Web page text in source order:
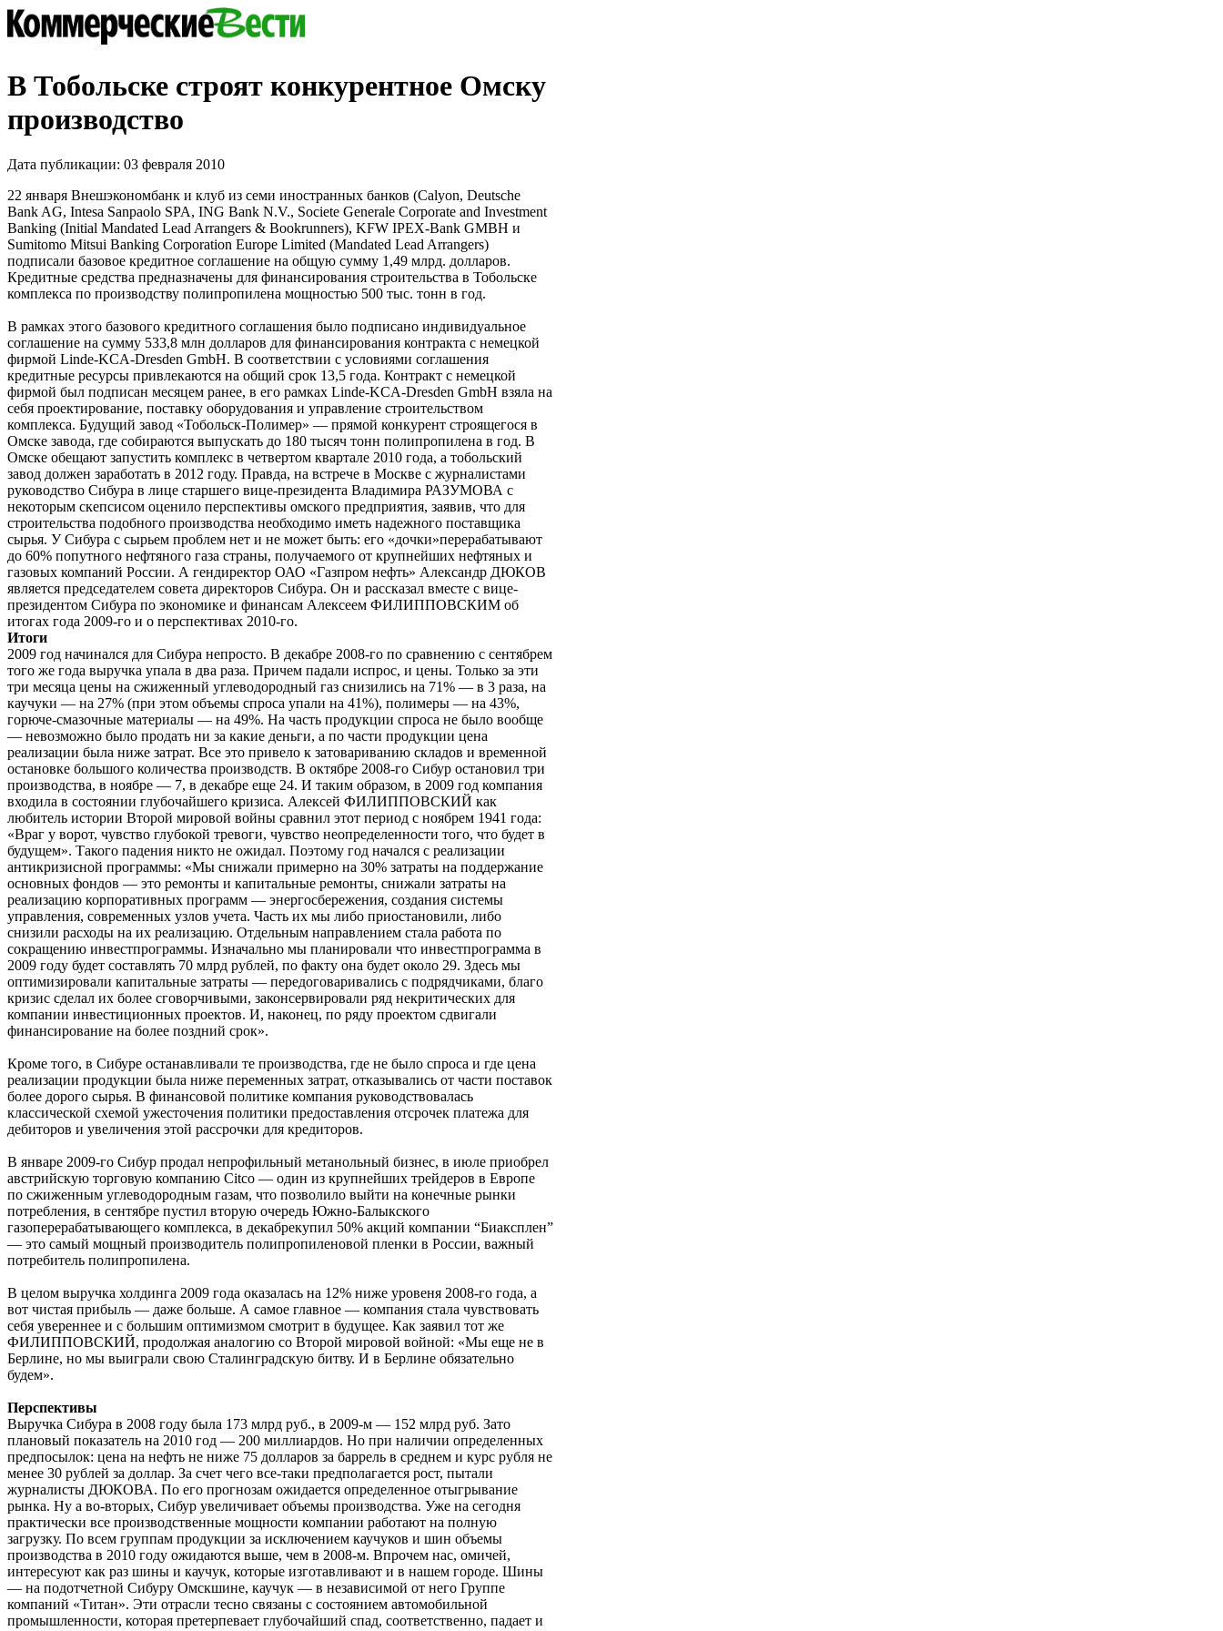
В Тобольске строят конкурентное Омску
производство
Дата публикации: 03 февраля 2010
22 января Внешэкономбанк и клуб из семи иностранных банков (Calyon, Deutsche
Bank AG, Intesa Sanpaolo SPA, ING Bank N.V., Societe Generale Corporate and Investment
Banking (Initial Mandated Lead Arrangers & Bookrunners), KFW IPEX-Bank GMBH и
Sumitomo Mitsui Banking Corporation Europe Limited (Mandated Lead Arrangers)
подписали базовое кредитное соглашение на общую сумму 1,49 млрд. долларов.
Кредитные средства предназначены для финансирования строительства в Тобольске
комплекса по производству полипропилена мощностью 500 тыс. тонн в год.
В рамках этого базового кредитного соглашения было подписано индивидуальное
соглашение на сумму 533,8 млн долларов для финансирования контракта с немецкой
фирмой Linde-KCA-Dresden GmbH. В соответствии с условиями соглашения
кредитные ресурсы привлекаются на общий срок 13,5 года. Контракт с немецкой
фирмой был подписан месяцем ранее, в его рамках Linde-KCA-Dresden GmbH взяла на
себя проектирование, поставку оборудования и управление строительством
комплекса. Будущий завод «Тобольск-Полимер» — прямой конкурент строящегося в
Омске завода, где собираются выпускать до 180 тысяч тонн полипропилена в год. В
Омске обещают запустить комплекс в четвертом квартале 2010 года, а тобольский
завод должен заработать в 2012 году. Правда, на встрече в Москве с журналистами
руководство Сибура в лице старшего вице-президента Владимира РАЗУМОВА с
некоторым скепсисом оценило перспективы омского предприятия, заявив, что для
строительства подобного производства необходимо иметь надежного поставщика
сырья. У Сибура с сырьем проблем нет и не может быть: его «дочки»перерабатывают
до 60% попутного нефтяного газа страны, получаемого от крупнейших нефтяных и
газовых компаний России. А гендиректор ОАО «Газпром нефть» Александр ДЮКОВ
является председателем совета директоров Сибура. Он и рассказал вместе с вице-
президентом Сибура по экономике и финансам Алексеем ФИЛИППОВСКИМ об
итогах года 2009-го и о перспективах 2010-го.
Итоги
2009 год начинался для Сибура непросто. В декабре 2008-го по сравнению с сентябрем
того же года выручка упала в два раза. Причем падали испрос, и цены. Только за эти
три месяца цены на сжиженный углеводородный газ снизились на 71% — в 3 раза, на
каучуки — на 27% (при этом объемы спроса упали на 41%), полимеры — на 43%,
горюче-смазочные материалы — на 49%. На часть продукции спроса не было вообще
— невозможно было продать ни за какие деньги, а по части продукции цена
реализации была ниже затрат. Все это привело к затовариванию складов и временной
остановке большого количества производств. В октябре 2008-го Сибур остановил три
производства, в ноябре — 7, в декабре еще 24. И таким образом, в 2009 год компания
входила в состоянии глубочайшего кризиса. Алексей ФИЛИППОВСКИЙ как
любитель истории Второй мировой войны сравнил этот период с ноябрем 1941 года:
«Враг у ворот, чувство глубокой тревоги, чувство неопределенности того, что будет в
будущем». Такого падения никто не ожидал. Поэтому год начался с реализации
антикризисной программы: «Мы снижали примерно на 30% затраты на поддержание
основных фондов — это ремонты и капитальные ремонты, снижали затраты на
реализацию корпоративных программ — энергосбережения, создания системы
управления, современных узлов учета. Часть их мы либо приостановили, либо
снизили расходы на их реализацию. Отдельным направлением стала работа по
сокращению инвестпрограммы. Изначально мы планировали что инвестпрограмма в
2009 году будет составлять 70 млрд рублей, по факту она будет около 29. Здесь мы
оптимизировали капитальные затраты — передоговаривались с подрядчиками, благо
кризис сделал их более сговорчивыми, законсервировали ряд некритических для
компании инвестиционных проектов. И, наконец, по ряду проектом сдвигали
финансирование на более поздний срок».
Кроме того, в Сибуре останавливали те производства, где не было спроса и где цена
реализации продукции была ниже переменных затрат, отказывались от части поставок
более дорого сырья. В финансовой политике компания руководствовалась
классической схемой ужесточения политики предоставления отсрочек платежа для
дебиторов и увеличения этой рассрочки для кредиторов.
В январе 2009-го Сибур продал непрофильный метанольный бизнес, в июле приобрел
австрийскую торговую компанию Citco — один из крупнейших трейдеров в Европе
по сжиженным углеводородным газам, что позволило выйти на конечные рынки
потребления, в сентябре пустил вторую очередь Южно-Балыкского
газоперерабатывающего комплекса, в декабрекупил 50% акций компании “Биаксплен”
— это самый мощный производитель полипропиленовой пленки в России, важный
потребитель полипропилена.
В целом выручка холдинга 2009 года оказалась на 12% ниже уровеня 2008-го года, а
вот чистая прибыль — даже больше. А самое главное — компания стала чувствовать
себя увереннее и с большим оптимизмом смотрит в будущее. Как заявил тот же
ФИЛИППОВСКИЙ, продолжая аналогию со Второй мировой войной: «Мы еще не в
Берлине, но мы выиграли свою Сталинградскую битву. И в Берлине обязательно
будем».
Перспективы
Выручка Сибура в 2008 году была 173 млрд руб., в 2009-м — 152 млрд руб. Зато
плановый показатель на 2010 год — 200 миллиардов. Но при наличии определенных
предпосылок: цена на нефть не ниже 75 долларов за баррель в среднем и курс рубля не
менее 30 рублей за доллар. За счет чего все-таки предполагается рост, пытали
журналисты ДЮКОВА. По его прогнозам ожидается определенное отыгрывание
рынка. Ну а во-вторых, Сибур увеличивает объемы производства. Уже на сегодня
практически все производственные мощности компании работают на полную
загрузку. По всем группам продукции за исключением каучуков и шин объемы
производства в 2010 году ожидаются выше, чем в 2008-м. Впрочем нас, омичей,
интересуют как раз шины и каучук, которые изготавливают и в нашем городе. Шины
— на подотчетной Сибуру Омскшине, каучук — в независимой от него Группе
компаний «Титан». Эти отрасли тесно связаны с состоянием автомобильной
промышленности, которая претерпевает глубочайший спад, соответственно, падает и